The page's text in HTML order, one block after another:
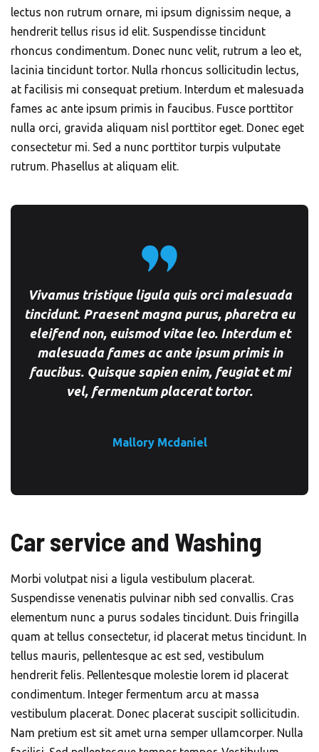
lectus non rutrum ornare, mi ipsum dignissim neque, a
hendrerit tellus risus id elit. Suspendisse tincidunt
rhoncus condimentum. Donec nunc velit, rutrum a leo et,
lacinia tincidunt tortor. Nulla rhoncus sollicitudin lectus,
at facilisis mi consequat pretium. Interdum et malesuada
fames ac ante ipsum primis in faucibus. Fusce porttitor
nulla orci, gravida aliquam nisl porttitor eget. Donec eget
consectetur mi. Sed a nunc porttitor turpis vulputate
rutrum. Phasellus at aliquam elit.
Vivamus tristique ligula quis orci malesuada
tincidunt. Praesent magna purus, pharetra eu
eleifend non, euismod vitae leo. Interdum et
malesuada fames ac ante ipsum primis in
faucibus. Quisque sapien enim, feugiat et mi
vel, fermentum placerat tortor.
Mallory Mcdaniel
Car service and Washing
Morbi volutpat nisi a ligula vestibulum placerat.
Suspendisse venenatis pulvinar nibh sed convallis. Cras
elementum nunc a purus sodales tincidunt. Duis fringilla
quam at tellus consectetur, id placerat metus tincidunt. In
tellus mauris, pellentesque ac est sed, vestibulum
hendrerit felis. Pellentesque molestie lorem id placerat
condimentum. Integer fermentum arcu at massa
vestibulum placerat. Donec placerat suscipit sollicitudin.
Nam pretium est sit amet urna semper ullamcorper. Nulla